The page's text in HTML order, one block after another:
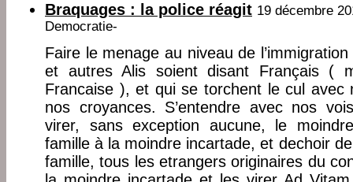
Braquages : la police réagit 19 décembre
Democratie-
Faire le menage au niveau de
et autres Alis soient disant Français (
Francaise ), et qui se torchent le cul avec
nos croyances. S’entendre avec nos
virer, sans exception aucune, le
famille à la moindre incartade, et dechoir
famille, tous les etrangers originaires du